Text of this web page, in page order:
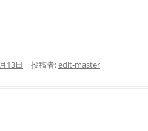
13日 | 投稿者:edit-master